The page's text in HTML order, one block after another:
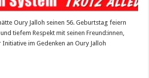
Oury Jalloh seinen 56. Geburtstag feiern
tiefem Respekt mit seinen Freund:innen,
im Gedenken an Oury Jalloh